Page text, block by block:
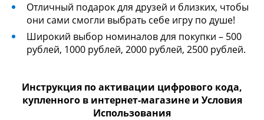
Отличный подарок для друзей и близких, чтобы
они сами смогли выбрать себе игру по душе!
Широкий выбор номиналов для покупки – 500
рублей, 1000 рублей, 2000 рублей, 2500 рублей.
Инструкция по активации цифрового кода,
купленного в интернет-магазине и Условия
Использования